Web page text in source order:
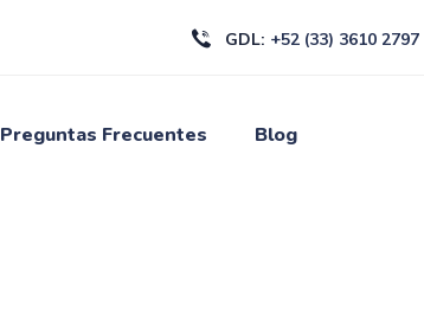
GDL: +52 (33) 3610 2797
Preguntas Frecuentes Blog